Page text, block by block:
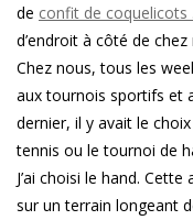
de confit de coquelicots .
d’endroit à côté de
Chez nous, tous les
aux tournois sportifs et
dernier, il y avait le
tennis ou le tournoi de
J’ai choisi le hand.
sur un terrain longeant